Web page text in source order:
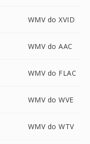
WMV do XVID
WMV do AAC
WMV do FLAC
WMV do WVE
WMV do WTV